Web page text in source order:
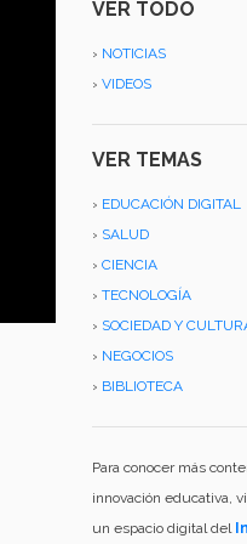
VER TODO
› NOTICIAS
› VIDEOS
VER TEMAS
› EDUCACIÓN DIGITAL
› SALUD
› CIENCIA
› TECNOLOGÍA
› SOCIEDAD Y
› NEGOCIOS
› BIBLIOTECA
Para conocer más
innovación educativa,
un espacio digital del